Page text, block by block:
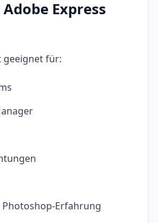
Adobe Express
geeignet für:
Erfahrung